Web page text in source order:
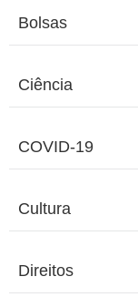
Bolsas
Ciência
COVID-19
Cultura
Direitos